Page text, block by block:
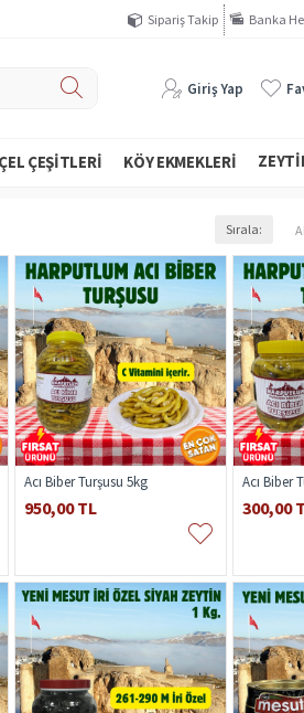
Sipariş Takip Banka
Giriş Yap
ÇEŞITLERI KÖY EKMEKLERI
Sırala:
Acı Biber Turşusu 5kg
950,00 TL
Acı Biber
300,00